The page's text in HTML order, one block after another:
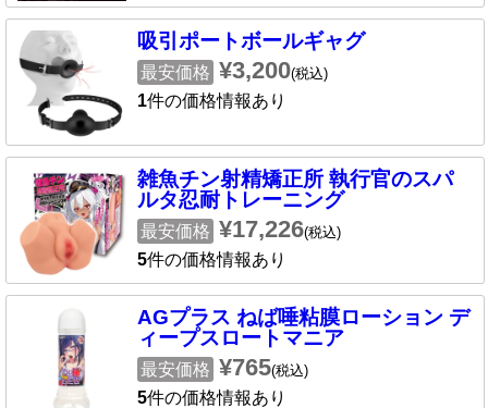
吸引ポートボールギャグ
最安価格 ¥3,200(税込)
1件の価格情報あり
雑魚チン射精矯正所 執行官のスパ
ルタ忍耐トレーニング
最安価格 ¥17,226(税込)
5件の価格情報あり
AGプラス ねば唾粘膜ローション デ
ィープスロートマニア
最安価格 ¥765(税込)
5件の価格情報あり